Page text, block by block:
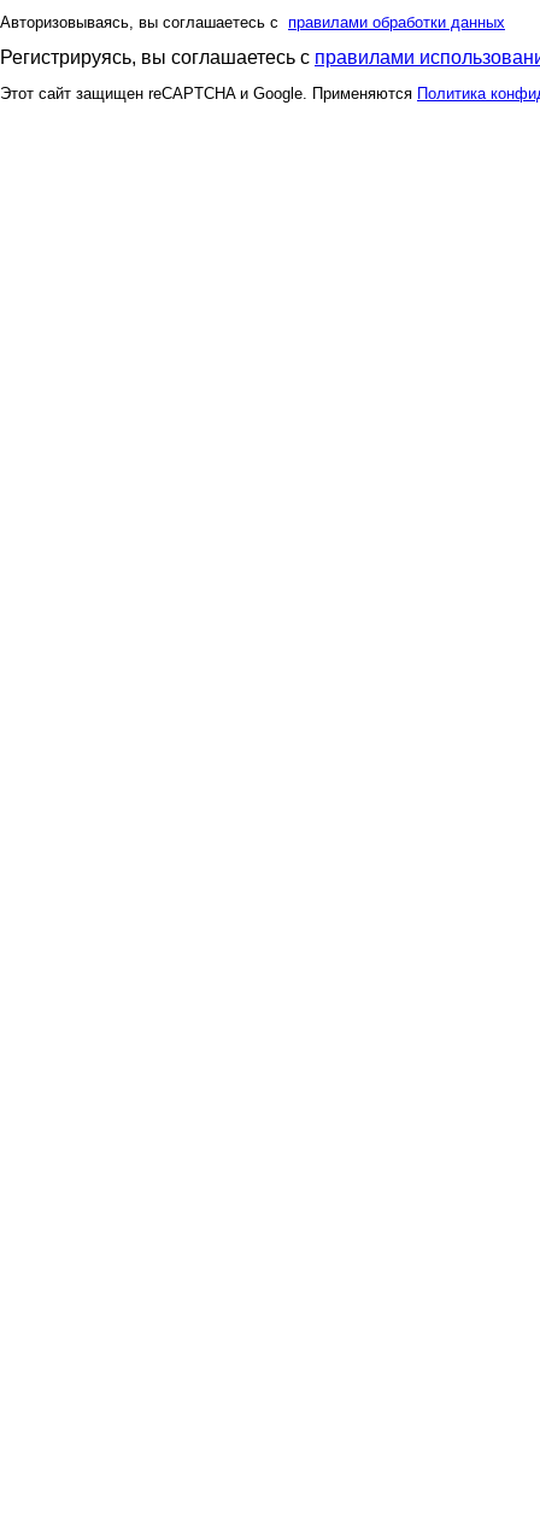
Авторизовываясь, вы соглашаетесь с правилами обработки данных
Регистрируясь, вы соглашаетесь с правилами
Этот сайт защищен reCAPTCHA и Google. Применяются Политика